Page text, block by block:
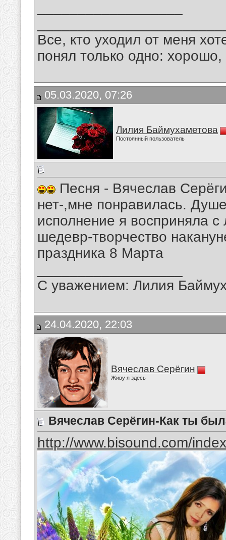
Все, кто уходил от меня
понял только одно:
05.03.2020, 07:26
Лилия Баймухаметова
Постоянный пользователь
Песня - Вячеслав
нет-,мне понравилась.
исполнение я восприняла
шедевр-творчество
праздника 8 Марта
С уважением: Лилия
24.04.2020, 22:03
Вячеслав Серёгин
Живу я здесь
Вячеслав Серёгин-Как ты
http://www.bisound.com/